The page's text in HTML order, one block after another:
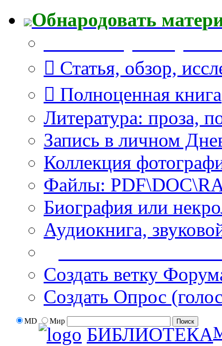
Обнародовать
Статья, обзор,
Полноценная книга
Литература: проза,
Запись в личном
Коллекция
Файлы:
Биография или
Аудиокнига,
Создать ветку
Создать Опрос
MD Мир
БИБЛИОТЕКА